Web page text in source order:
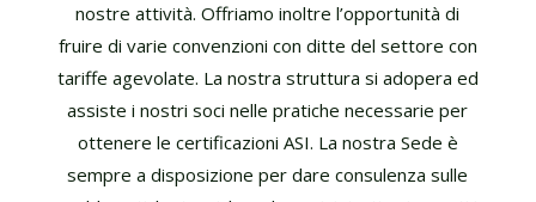
nostre attività. Offriamo inoltre l’opportunità di
fruire di varie convenzioni con ditte del settore con
tariffe agevolate. La nostra struttura si adopera ed
assiste i nostri soci nelle pratiche necessarie per
ottenere le certificazioni ASI. La nostra Sede è
sempre a disposizione per dare consulenza sulle